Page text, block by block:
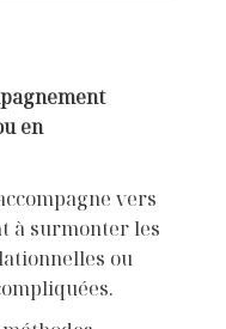
en
vers
à surmonter les
ou